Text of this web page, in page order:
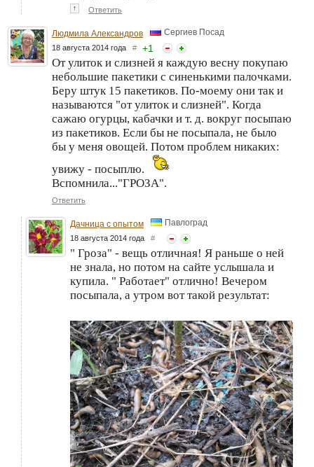
↑ Ответить
Людмила Александров Сергиев Посад
18 августа 2014 года # +1
От улиток и слизней я каждую весну покупаю
небольшие пакетики с синенькими палочками.
Беру штук 15 пакетиков. По-моему они так и
называются "от улиток и слизней". Когда
сажаю огурцы, кабачки и т. д. вокруг посыпаю
из пакетиков. Если бы не посыпала, не было
бы у меня овощей. Потом проблем никаких:
увижу - посыплю.
Вспомнила..."ГРОЗА".
Ответить
Дачница с опытом Павлоград
18 августа 2014 года #
" Гроза" - вещь отличная! Я раньше о ней
не знала, но потом на сайте услышала и
купила. " Работает" отлично! Вечером
посыпала, а утром вот такой результат: